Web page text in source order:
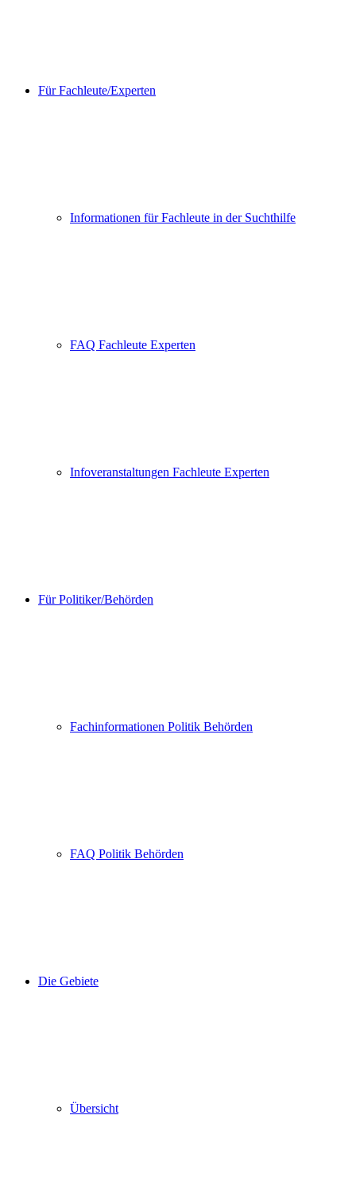
Für Fachleute/Experten
Informationen für Fachleute in der Suchthilfe
FAQ Fachleute Experten
Infoveranstaltungen Fachleute Experten
Für Politiker/Behörden
Fachinformationen Politik Behörden
FAQ Politik Behörden
Die Gebiete
Übersicht